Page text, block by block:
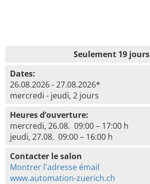
Seulement 19 jours
Dates:
26.08.2026 - 27.08.2026*
mercredi - jeudi, 2 jours
Heures d’ouverture:
mercredi, 26.08. 09:00 – 17:00 h
jeudi, 27.08. 09:00 – 16:00 h
Contacter le salon
Montrer l'adresse émail
www.automation-zuerich.ch